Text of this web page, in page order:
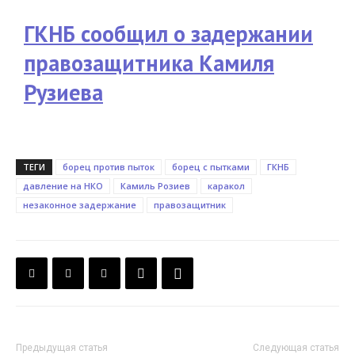
ГКНБ сообщил о задержании
правозащитника Камиля
Рузиева
ТЕГИ борец против пыток борец с пытками
ГКНБ
давление на НКО
Камиль Розиев
каракол
незаконное задержание
правозащитник
Предыдущая статья Следующая статья